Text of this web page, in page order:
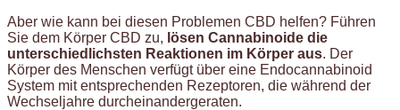
Aber wie kann bei diesen Problemen CBD helfen? Führen
Sie dem Körper CBD zu, lösen Cannabinoide die
unterschiedlichsten Reaktionen im Körper aus. Der
Körper des Menschen verfügt über eine Endocannabinoid
System mit entsprechenden Rezeptoren, die während der
Wechseljahre durcheinandergeraten.